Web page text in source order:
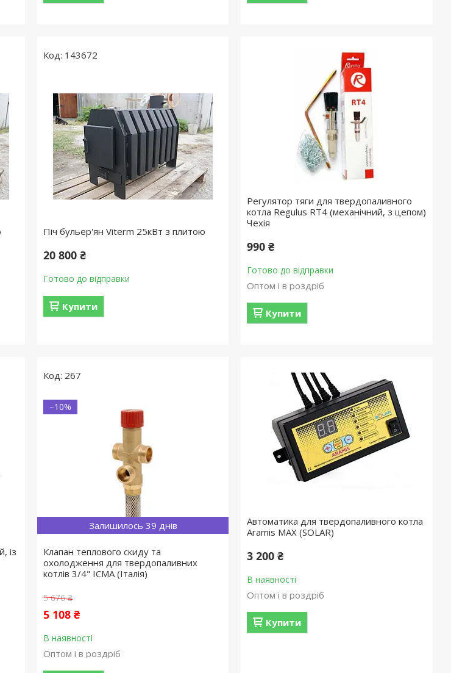
143672
Піч бульер'ян Viterm 25кВт з плитою
20 800 ₴
Готово до відправки
Купити
Регулятор тяги для твердопаливного
котла Regulus RT4 (механічний, з цепом)
Чехія
990 ₴
Готово до відправки
Оптом і в роздріб
Купити
із
267
Залишилось 39 днів
–10%
Клапан теплового скиду та
охолодження для твердопаливних
котлів 3/4" ICMA (Італія)
5 676 ₴
5 108 ₴
В наявності
Оптом і в роздріб
Автоматика для твердопаливного котла
Aramis MAX (SOLAR)
3 200 ₴
В наявності
Оптом і в роздріб
Купити